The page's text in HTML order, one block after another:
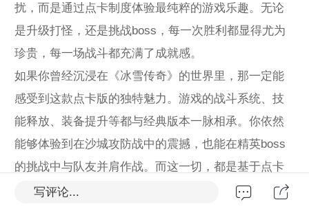
扰，而是通过点卡制度体验最纯粹的游戏乐趣。无论
是升级打怪，还是挑战boss，每一次胜利都显得尤为
珍贵，每一场战斗都充满了成就感。
如果你曾经沉浸在《冰雪传奇》的世界里，那一定能
感受到这款点卡版的独特魅力。游戏的战斗系统、技
能释放、装备提升等都与经典版本一脉相承。你依然
能够体验到在沙城攻防战中的震撼，也能在精英boss
的挑战中与队友并肩作战。而这一切，都是基于点卡
系统的公平性和透明性。
写评论...